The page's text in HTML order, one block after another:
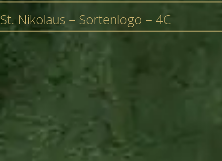
St. Nikolaus – Sortenlogo – 4C